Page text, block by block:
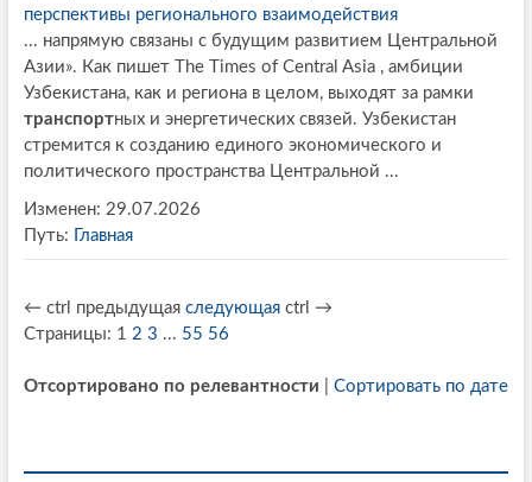
перспективы регионального взаимодействия
... напрямую связаны с будущим развитием Центральной
Азии». Как пишет The Times of Central Asia , амбиции
Узбекистана, как и региона в целом, выходят за рамки
транспортных и энергетических связей. Узбекистан
стремится к созданию единого экономического и
политического пространства Центральной ...
Изменен: 29.07.2026
Путь:
Главная
← ctrl предыдущая следующая ctrl →
Страницы: 1 2 3 ... 55 56
Отсортировано по релевантности Сортировать по дате